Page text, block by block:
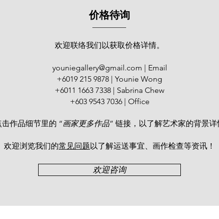
价格待询
欢迎联络我们以获取价格详情。
youniegallery@gmail.com | Email
+6019 215 9878 | Younie Wong
+6011 1663 7338 | Sabrina Chew
+603 9543 7036 | Office
作品细节里的 “画家更多作品” 链接，以了解艺术家的背景详
欢迎浏览我们的常见问题以了解运送事宜、画作检查等资讯！​
欢迎咨询